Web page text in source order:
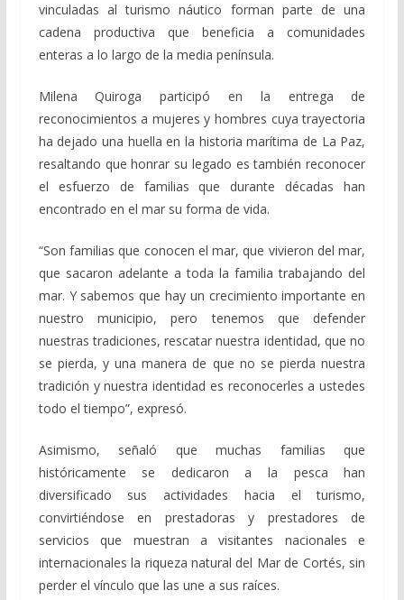
vinculadas al turismo náutico forman parte de una
cadena productiva que beneficia a comunidades
enteras a lo largo de la media península.
Milena Quiroga participó en la entrega de
reconocimientos a mujeres y hombres cuya trayectoria
ha dejado una huella en la historia marítima de La Paz,
resaltando que honrar su legado es también reconocer
el esfuerzo de familias que durante décadas han
encontrado en el mar su forma de vida.
“Son familias que conocen el mar, que vivieron del mar,
que sacaron adelante a toda la familia trabajando del
mar. Y sabemos que hay un crecimiento importante en
nuestro municipio, pero tenemos que defender
nuestras tradiciones, rescatar nuestra identidad, que no
se pierda, y una manera de que no se pierda nuestra
tradición y nuestra identidad es reconocerles a ustedes
todo el tiempo”, expresó.
Asimismo, señaló que muchas familias que
históricamente se dedicaron a la pesca han
diversificado sus actividades hacia el turismo,
convirtiéndose en prestadoras y prestadores de
servicios que muestran a visitantes nacionales e
internacionales la riqueza natural del Mar de Cortés, sin
perder el vínculo que las une a sus raíces.